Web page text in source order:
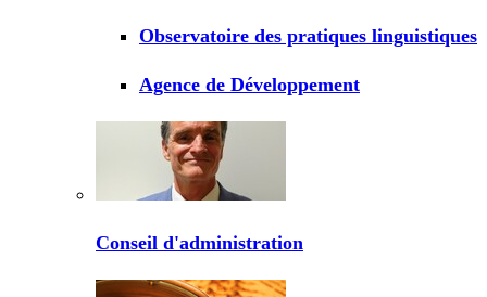
Observatoire des pratiques linguistiques
Agence de Développement
Conseil d'administration